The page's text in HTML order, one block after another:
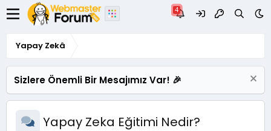
Yapay Zekâ
Sizlere Önemli Bir Mesajımız Var! 🎉
Yapay Zeka Eğitimi Nedir?